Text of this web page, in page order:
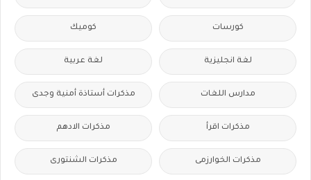
كورسات كوميك
لغة انجليزية لغة عربية
مدارس اللغات مذكرات أستاذة أمنية وجدى
مذكرات اقرأ مذكرات الادهم
مذكرات الخوارزمى مذكرات الشنتورى